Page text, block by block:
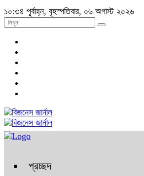
১০:৩৪ পূর্বাহ্ন, বৃহস্পতিবার, ০৬ অগাস্ট ২০২৬
প্রচ্ছদ